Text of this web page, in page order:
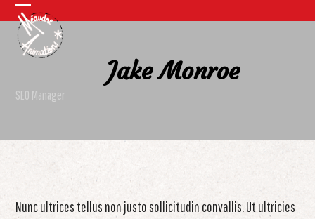
Skip
content
Open
mobile
Close
mobile
Jake Monroe
SEO Manager
Nunc ultrices tellus non justo sollicitudin convallis. Ut ultricies